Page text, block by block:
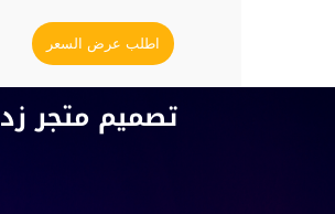
اطلب عرض السعر
تصميم متجر زد